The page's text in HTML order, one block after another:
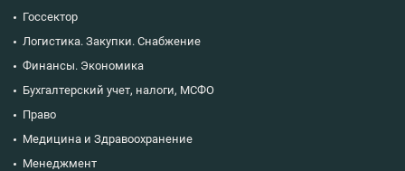
Госсектор
Логистика. Закупки. Снабжение
Финансы. Экономика
Бухгалтерский учет, налоги, МСФО
Право
Медицина и Здравоохранение
Менеджмент